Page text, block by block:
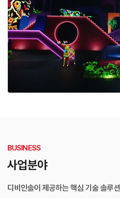
BUSINESS
사업분야
디비인솔이 제공하는 핵심 기술 솔루션